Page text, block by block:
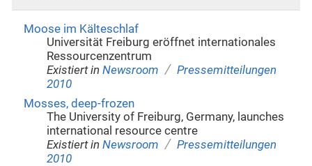
Moose im Kälteschlaf
Universität Freiburg eröffnet internationales
Ressourcenzentrum
Existiert in Newsroom / Pressemitteilungen
2010
Mosses, deep-frozen
The University of Freiburg, Germany, launches
international resource centre
Existiert in Newsroom / Pressemitteilungen
2010